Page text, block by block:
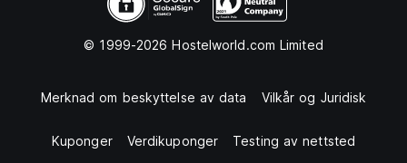
© 1999-2026 Hostelworld.com Limited
Merknad om beskyttelse av data Vilkår og Juridisk
Kuponger Verdikuponger Testing av nettsted